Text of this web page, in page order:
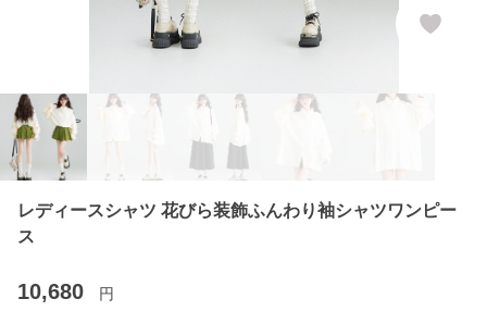
レディースシャツ 花びら装飾ふんわり袖シャツワンピー
ス
10,680 円